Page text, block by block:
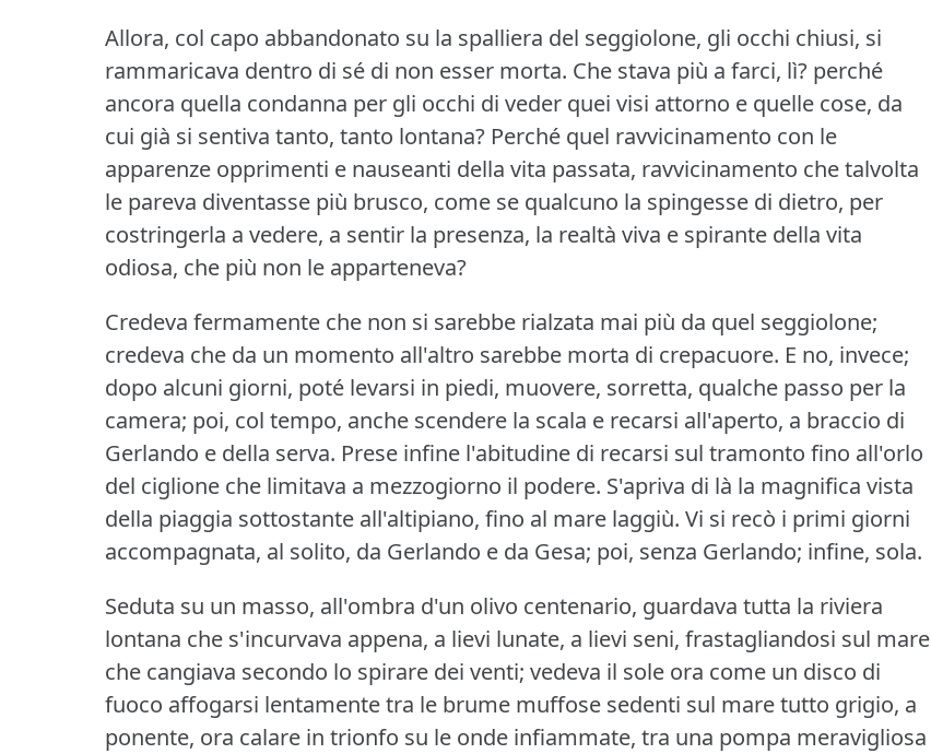
Allora, col capo abbandonato su la spalliera del seggiolone, gli occhi chiusi, si
rammaricava dentro di sé di non esser morta. Che stava più a farci, lì? perché
ancora quella condanna per gli occhi di veder quei visi attorno e quelle cose, da
cui già si sentiva tanto, tanto lontana? Perché quel ravvicinamento con le
apparenze opprimenti e nauseanti della vita passata, ravvicinamento che talvolta
le pareva diventasse più brusco, come se qualcuno la spingesse di dietro, per
costringerla a vedere, a sentir la presenza, la realtà viva e spirante della vita
odiosa, che più non le apparteneva?
Credeva fermamente che non si sarebbe rialzata mai più da quel seggiolone;
credeva che da un momento all'altro sarebbe morta di crepacuore. E no, invece;
dopo alcuni giorni, poté levarsi in piedi, muovere, sorretta, qualche passo per la
camera; poi, col tempo, anche scendere la scala e recarsi all'aperto, a braccio di
Gerlando e della serva. Prese infine l'abitudine di recarsi sul tramonto fino all'orlo
del ciglione che limitava a mezzogiorno il podere. S'apriva di là la magnifica vista
della piaggia sottostante all'altipiano, fino al mare laggiù. Vi si recò i primi giorni
accompagnata, al solito, da Gerlando e da Gesa; poi, senza Gerlando; infine, sola.
Seduta su un masso, all'ombra d'un olivo centenario, guardava tutta la riviera
lontana che s'incurvava appena, a lievi lunate, a lievi seni, frastagliandosi sul mare
che cangiava secondo lo spirare dei venti; vedeva il sole ora come un disco di
fuoco affogarsi lentamente tra le brume muffose sedenti sul mare tutto grigio, a
ponente, ora calare in trionfo su le onde infiammate, tra una pompa meravigliosa